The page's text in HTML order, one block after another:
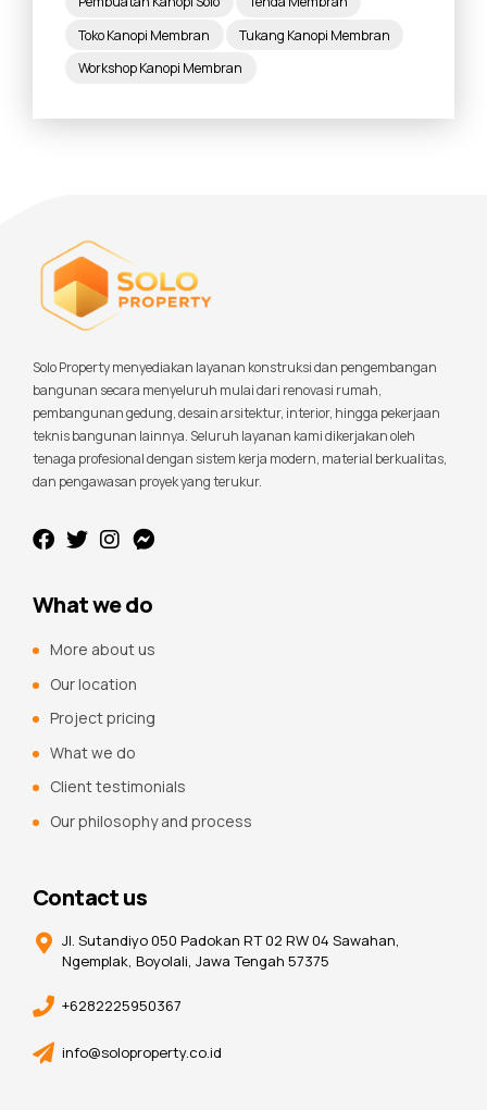
Toko Kanopi Membran
Tukang Kanopi Membran
Workshop Kanopi Membran
Solo Property menyediakan layanan konstruksi dan pengembangan
bangunan secara menyeluruh mulai dari renovasi rumah,
pembangunan gedung, desain arsitektur, interior, hingga pekerjaan
teknis bangunan lainnya. Seluruh layanan kami dikerjakan oleh
tenaga profesional dengan sistem kerja modern, material berkualitas,
dan pengawasan proyek yang terukur.
What we do
More about us
Our location
Project pricing
What we do
Client testimonials
Our philosophy and process
Contact us
Jl. Sutandiyo 050 Padokan RT 02 RW 04 Sawahan,
Ngemplak, Boyolali, Jawa Tengah 57375
+6282225950367
info@soloproperty.co.id